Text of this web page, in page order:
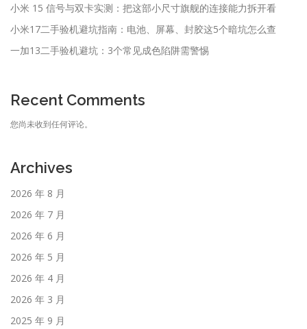
小米 15 信号与双卡实测：把这部小尺寸旗舰的连接能力拆开看
小米17二手验机避坑指南：电池、屏幕、封胶这5个暗坑怎么查
一加13二手验机避坑：3个常见成色陷阱需警惕
Recent Comments
您尚未收到任何评论。
Archives
2026 年 8 月
2026 年 7 月
2026 年 6 月
2026 年 5 月
2026 年 4 月
2026 年 3 月
2025 年 9 月